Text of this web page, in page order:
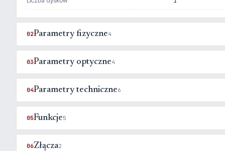
02Parametry fizyczne4
03Parametry optyczne4
04Parametry techniczne6
05Funkcje5
06Złącza2